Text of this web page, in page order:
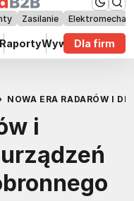
Zasilanie
RaportyWywiadyDla firm
NOWA ERA RADARÓW I
i